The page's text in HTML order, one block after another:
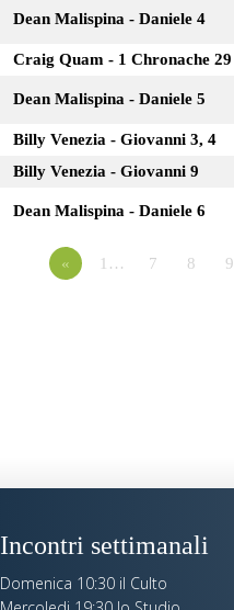
Dean Malispina - Daniele 4
Craig Quam - 1 Chronache 29
Dean Malispina - Daniele 5
Billy Venezia - Giovanni 3, 4
Billy Venezia - Giovanni 9
Dean Malispina - Daniele 6
« 1… 7 8 9
Incontri settimanali
Domenica 10:30 il Culto